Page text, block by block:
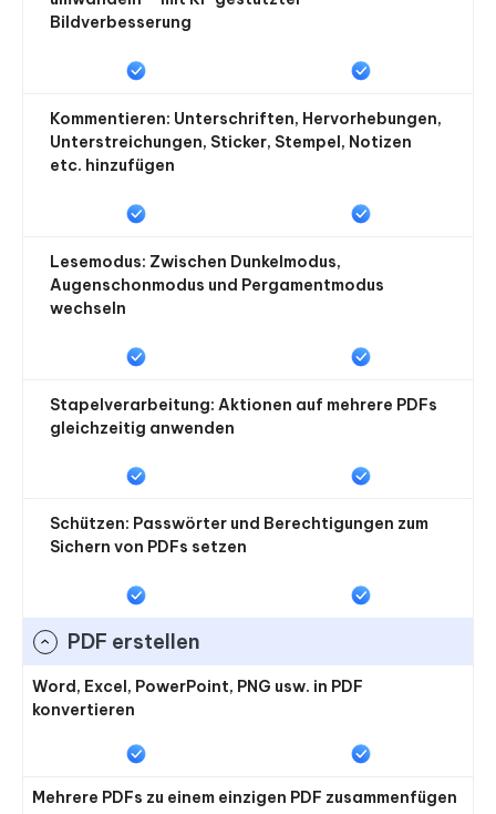
Bildverbesserung
Kommentieren: Unterschriften, Hervorhebungen,
Unterstreichungen, Sticker, Stempel, Notizen
etc. hinzufügen
Lesemodus: Zwischen Dunkelmodus,
Augenschonmodus und Pergamentmodus
wechseln
Stapelverarbeitung: Aktionen auf mehrere PDFs
gleichzeitig anwenden
Schützen: Passwörter und Berechtigungen zum
Sichern von PDFs setzen
PDF erstellen
Word, Excel, PowerPoint, PNG usw. in PDF
konvertieren
Mehrere PDFs zu einem einzigen PDF zusammenfügen